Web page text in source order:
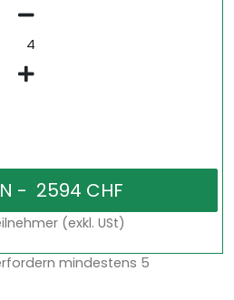
(exkl. USt)
mindestens 5